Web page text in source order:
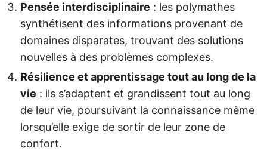
Pensée interdisciplinaire : les polymathes
synthétisent des informations provenant de
domaines disparates, trouvant des solutions
nouvelles à des problèmes complexes.
Résilience et apprentissage tout au long de la
vie : ils s’adaptent et grandissent tout au long
de leur vie, poursuivant la connaissance même
lorsqu’elle exige de sortir de leur zone de
confort.